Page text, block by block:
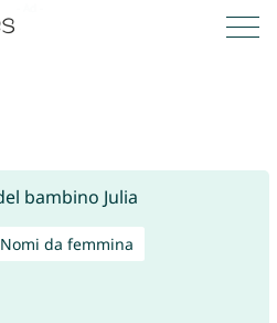
Nomi da femmina